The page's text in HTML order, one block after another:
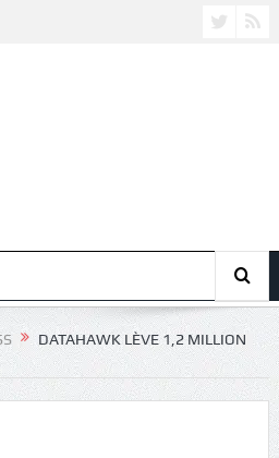
DATAHAWK LÈVE 1,2 MILLION